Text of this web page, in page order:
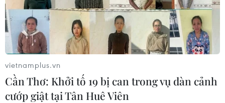
vietnamplus.vn
Cần Thơ: Khởi tố 19 bị can trong vụ dàn cảnh
cướp giật tại Tân Huê Viên